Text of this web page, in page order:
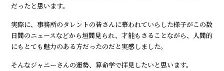
だったと思います。
実際に、事務所のタレントの皆さんに慕われていらした様子がこの数
日間のニュースなどから垣間見られ、才能もさることながら、人間的
にもとても魅力のある方だったのだと実感しました。
そんなジャニーさんの運勢、算命学で拝見したいと思います。